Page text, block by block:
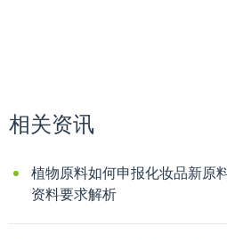
相关资讯
植物原料如何申报化妆品新原
资料要求解析